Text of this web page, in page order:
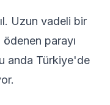
Uzun vadeli bir
parayı
anda Türkiye'de